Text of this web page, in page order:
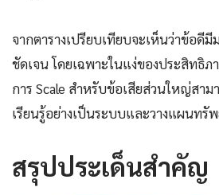
จากตารางเปรียบเทียบจะเห็นว่าข้อดีมี
ชัดเจน โดยเฉพาะในแง่ของประสิทธิ
การ Scale สำหรับข้อเสียส่วนใหญ่สาม
เรียนรู้อย่างเป็นระบบและวางแผนทรั
สรุปประเด็นสำคัญ